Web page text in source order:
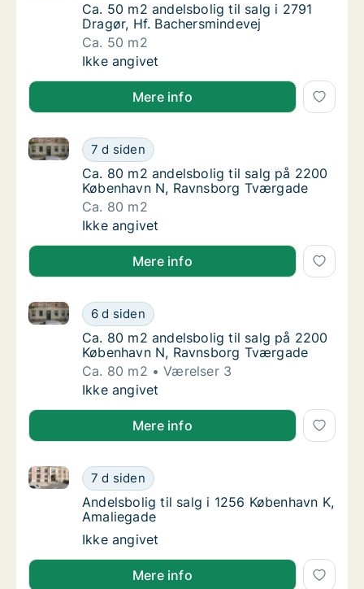
Ca. 50 m2 andelsbolig til salg i 2791
Ca. 50 m2 andelsbolig til salg i 2791
Dragør, Hf. Bachersmindevej
Ca. 50 m2
Ca. 50 m2 andelsbolig til salg i 2791
Ikke angivet
Mere info
Ca. 80 m2 andelsbolig til salg på 2200
7 d siden
Ca. 80 m2 andelsbolig til salg på 2200 København
Ca. 80 m2 andelsbolig til salg på 2200
Ca. 80 m2 andelsbolig til salg på 2200
København N, Ravnsborg Tværgade
Ca. 80 m2
Ca. 80 m2 andelsbolig til salg på 2200
Ikke angivet
Mere info
Ca. 80 m2 andelsbolig til salg på 2200
6 d siden
Ca. 80 m2 andelsbolig til salg på 2200 København
Ca. 80 m2 andelsbolig til salg på 2200
Ca. 80 m2 andelsbolig til salg på 2200
København N, Ravnsborg Tværgade
Ca. 80 m2
Værelser 3
Ca. 80 m2 andelsbolig til salg på 2200
Ikke angivet
Mere info
Andelsbolig til salg i 1256 København K,
7 d siden
Andelsbolig til salg i 1256 København K, Amaliegade
Andelsbolig til salg i 1256 København K,
Andelsbolig til salg i 1256 København K,
Amaliegade
Andelsbolig til salg i 1256 København K,
Ikke angivet
Mere info